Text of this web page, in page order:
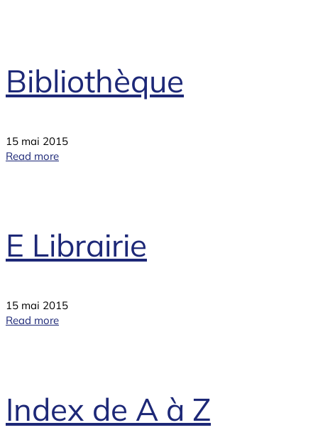
Bibliothèque
15 mai 2015
Read more
E Librairie
15 mai 2015
Read more
Index de A à Z